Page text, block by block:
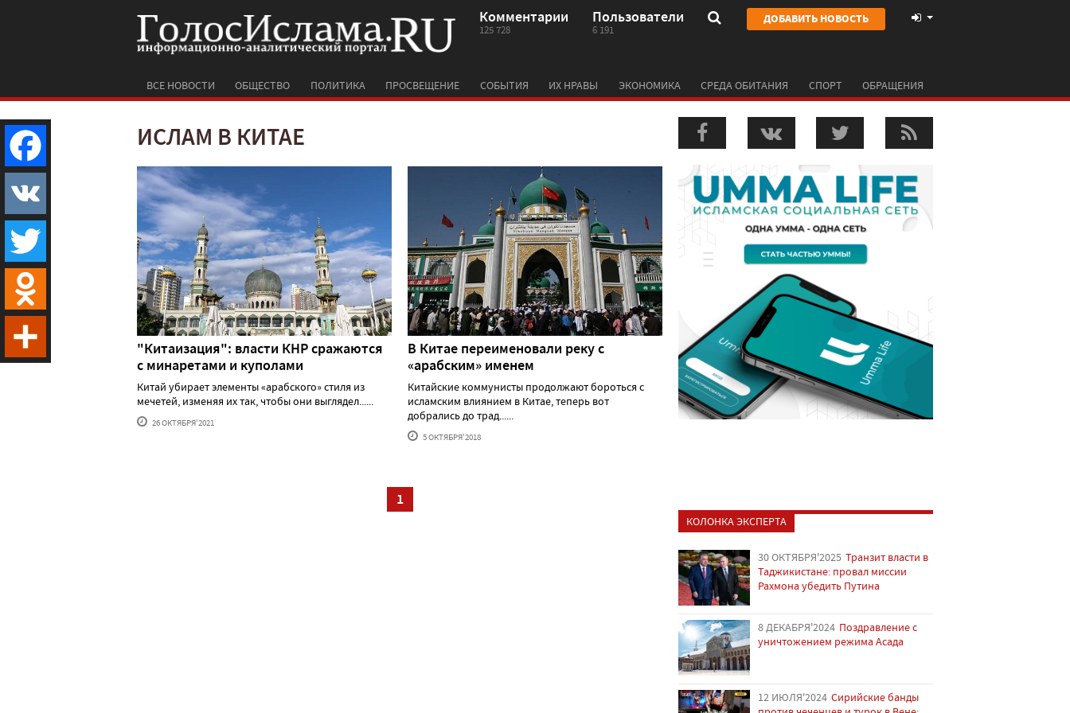
Комментарии
125 728
Пользователи
6 191
ДОБАВИТЬ НОВОСТЬ
ВСЕ НОВОСТИ ОБЩЕСТВО ПОЛИТИКА ПРОСВЕЩЕНИЕ СОБЫТИЯ ИХ НРАВЫ ЭКОНОМИКА СРЕДА ОБИТАНИЯ СПОРТ ОБРАЩЕНИЯ
ИСЛАМ В КИТАЕ
"Китаизация": власти КНР сражаются
с минаретами и куполами
Китай убирает элементы «арабского» стиля из
мечетей, изменяя их так, чтобы они выглядел......
26 ОКТЯБРЯ'2021
В Китае переименовали реку с
«арабским» именем
Китайские коммунисты продолжают бороться с
исламским влиянием в Китае, теперь вот
добрались до трад......
5 ОКТЯБРЯ'2018
1
КОЛОНКА ЭКСПЕРТА
30 ОКТЯБРЯ'2025 Транзит власти в
Таджикистане: провал миссии
Рахмона убедить Путина
8 ДЕКАБРЯ'2024 Поздравление с
уничтожением режима Асада
12 ИЮЛЯ'2024 Сирийские банды
Facebook
VK
Twitter
Odnoklassniki